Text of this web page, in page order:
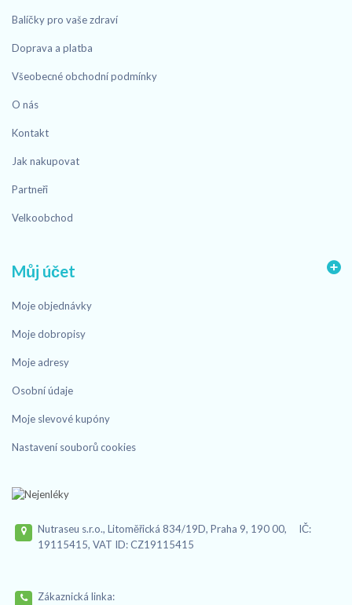
Balíčky pro vaše zdraví
Doprava a platba
Všeobecné obchodní podmínky
O nás
Kontakt
Jak nakupovat
Partneři
Velkoobchod
Můj účet
Moje objednávky
Moje dobropisy
Moje adresy
Osobní údaje
Moje slevové kupóny
Nastavení souborů cookies
Nutraseu s.r.o., Litoměřická 834/19D, Praha 9, 190 00, IČ:
19115415, VAT ID: CZ19115415
Zákaznická linka: